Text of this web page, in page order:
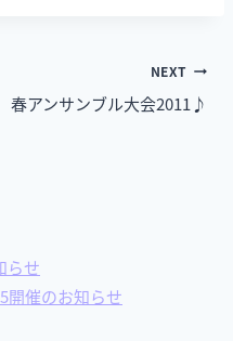
NEXT
春アンサンブル大会2011♪
らせ
開催のお知らせ